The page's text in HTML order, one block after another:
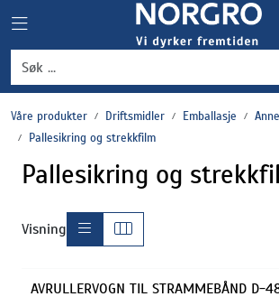
Toggle navigation
Våre produkter Driftsmidler Emballasje
Pallesikring og strekkfilm
Pallesikring og
Visning
AVRULLERVOGN TIL STRAMMEBÅND D-
Grønnsaker
Settepotet og setteløk
Frukt og bær
Plantevern og nyttedyr